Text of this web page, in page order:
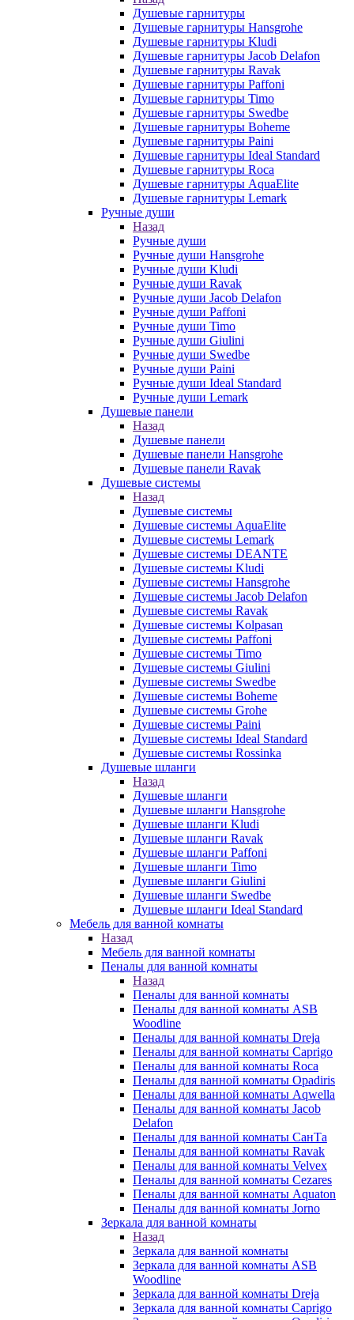
Душевые гарнитуры
Душевые гарнитуры Hansgrohe
Душевые гарнитуры Kludi
Душевые гарнитуры Jacob Delafon
Душевые гарнитуры Ravak
Душевые гарнитуры Paffoni
Душевые гарнитуры Timo
Душевые гарнитуры Swedbe
Душевые гарнитуры Boheme
Душевые гарнитуры Paini
Душевые гарнитуры Ideal Standard
Душевые гарнитуры Roca
Душевые гарнитуры AquaElite
Душевые гарнитуры Lemark
Ручные души
Назад
Ручные души
Ручные души Hansgrohe
Ручные души Kludi
Ручные души Ravak
Ручные души Jacob Delafon
Ручные души Paffoni
Ручные души Timo
Ручные души Giulini
Ручные души Swedbe
Ручные души Paini
Ручные души Ideal Standard
Ручные души Lemark
Душевые панели
Назад
Душевые панели
Душевые панели Hansgrohe
Душевые панели Ravak
Душевые системы
Назад
Душевые системы
Душевые системы AquaElite
Душевые системы Lemark
Душевые системы DEANTE
Душевые системы Kludi
Душевые системы Hansgrohe
Душевые системы Jacob Delafon
Душевые системы Ravak
Душевые системы Kolpasan
Душевые системы Paffoni
Душевые системы Timo
Душевые системы Giulini
Душевые системы Swedbe
Душевые системы Boheme
Душевые системы Grohe
Душевые системы Paini
Душевые системы Ideal Standard
Душевые системы Rossinka
Душевые шланги
Назад
Душевые шланги
Душевые шланги Hansgrohe
Душевые шланги Kludi
Душевые шланги Ravak
Душевые шланги Paffoni
Душевые шланги Timo
Душевые шланги Giulini
Душевые шланги Swedbe
Душевые шланги Ideal Standard
Мебель для ванной комнаты
Назад
Мебель для ванной комнаты
Пеналы для ванной комнаты
Назад
Пеналы для ванной комнаты
Пеналы для ванной комнаты ASB
Woodline
Пеналы для ванной комнаты Dreja
Пеналы для ванной комнаты Caprigo
Пеналы для ванной комнаты Roca
Пеналы для ванной комнаты Opadiris
Пеналы для ванной комнаты Aqwella
Пеналы для ванной комнаты Jacob
Delafon
Пеналы для ванной комнаты СанТа
Пеналы для ванной комнаты Ravak
Пеналы для ванной комнаты Velvex
Пеналы для ванной комнаты Cezares
Пеналы для ванной комнаты Aquaton
Пеналы для ванной комнаты Jorno
Зеркала для ванной комнаты
Назад
Зеркала для ванной комнаты
Зеркала для ванной комнаты ASB
Woodline
Зеркала для ванной комнаты Dreja
Зеркала для ванной комнаты Caprigo